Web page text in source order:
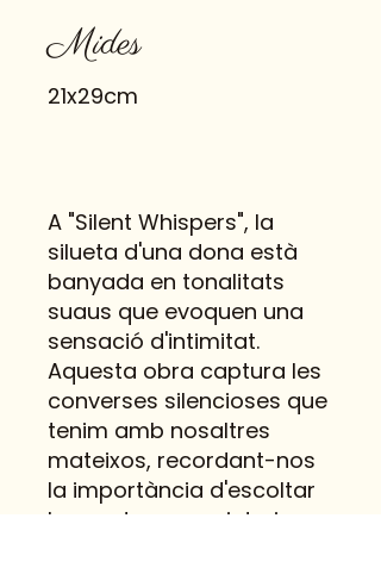
Mides
21x29cm
A "Silent Whispers", la
silueta d'una dona està
banyada en tonalitats
suaus que evoquen una
sensació d'intimitat.
Aquesta obra captura les
converses silencioses que
tenim amb nosaltres
mateixos, recordant-nos
la importància d'escoltar
les nostres veus interiors.